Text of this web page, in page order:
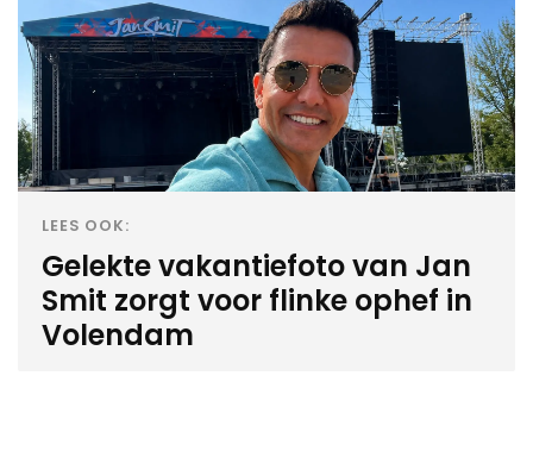
LEES OOK:
Gelekte vakantiefoto van Jan
Smit zorgt voor flinke ophef in
Volendam